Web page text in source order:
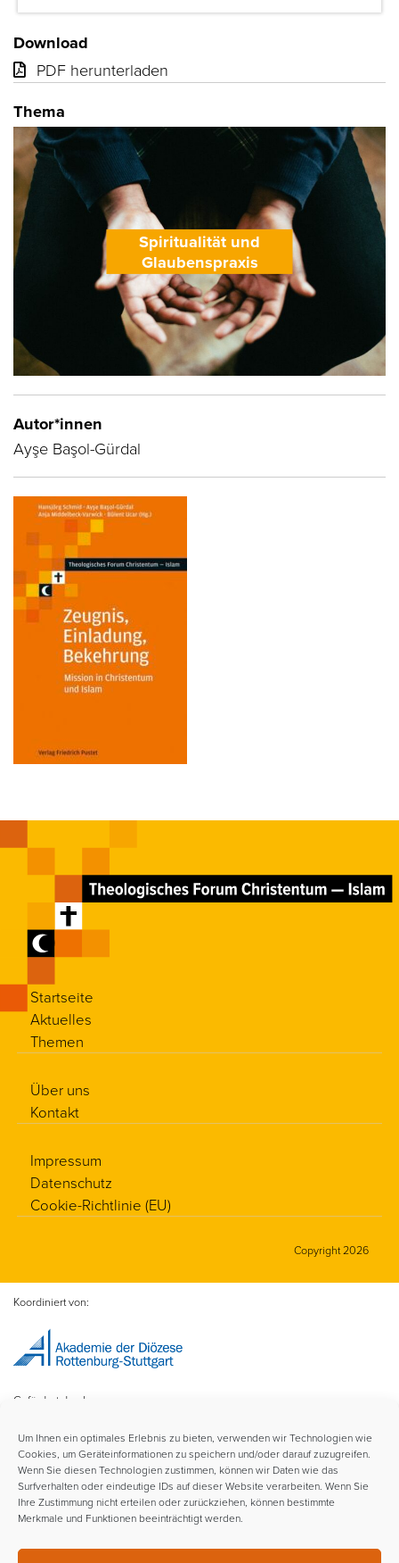
Um Ihnen ein optimales Erlebnis zu bieten, verwenden wir Technologien wie
Cookies, um Geräteinformationen zu speichern und/oder darauf zuzugreifen.
Wenn Sie diesen Technologien zustimmen, können wir Daten wie das
Surfverhalten oder eindeutige IDs auf dieser Website verarbeiten. Wenn Sie
Ihre Zustimmung nicht erteilen oder zurückziehen, können bestimmte
Merkmale und Funktionen beeinträchtigt werden.
Download
PDF herunterladen
Thema
Spiritualität und
Glaubenspraxis
Autor*innen
Ayşe Başol-Gürdal
Startseite
Aktuelles
Themen
Über uns
Kontakt
Impressum
Datenschutz
Cookie-Richtlinie (EU)
Copyright 2026
Koordiniert von:
Gefördert durch:
Im Rahmen der: